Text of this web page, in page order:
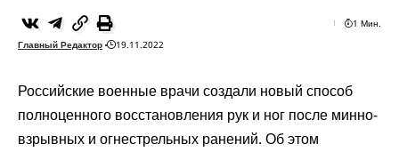
Главный Редактор 19.11.2022
1 Мин.
Российские военные врачи создали новый способ
полноценного восстановления рук и ног после минно-
взрывных и огнестрельных ранений. Об этом